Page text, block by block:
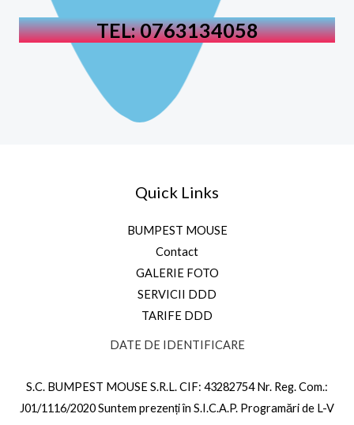
TEL: 0763134058
Quick Links
BUMPEST MOUSE
Contact
GALERIE FOTO
SERVICII DDD
TARIFE DDD
DATE DE IDENTIFICARE
S.C. BUMPEST MOUSE S.R.L. CIF: 43282754 Nr. Reg. Com.:
J01/1116/2020 Suntem prezenți în S.I.C.A.P. Programări de L-V